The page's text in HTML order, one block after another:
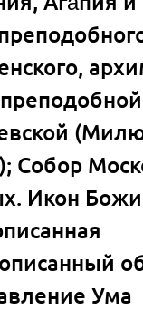
Собор
Икон
Ума